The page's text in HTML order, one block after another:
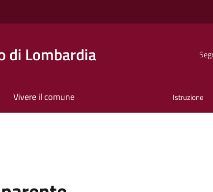
di Lombardia
Vivere il comune Istruzione